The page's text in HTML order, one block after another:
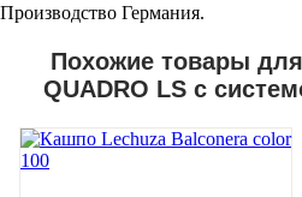
Производство Германия.
Похожие товары
QUADRO LS с